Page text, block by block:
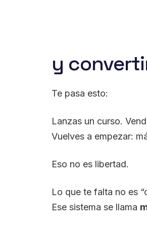
y
Te pasa esto:
Lanzas un curso.
Vuelves a empezar:
Eso no es libertad.
Lo que te falta no es
Ese sistema se llama